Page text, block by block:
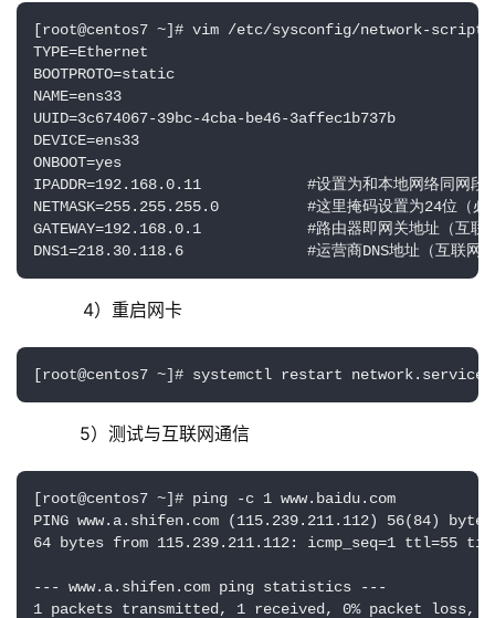
[root@centos7 ~]# vim /etc/sysconfig/network-
TYPE=Ethernet
BOOTPROTO=static
NAME=ens33
UUID=3c674067-39bc-4cba-be46-3affec1b737b
DEVICE=ens33
ONBOOT=yes
IPADDR=192.168.0.11            #设置为和本地网络同网段
NETMASK=255.255.255.0          #这里掩码设置为24位（必
GATEWAY=192.168.0.1            #路由器即网关地址（互联
DNS1=218.30.118.6              #运营商DNS地址（互联网通
	    4）重启网卡
[root@centos7 ~]# systemctl restart network.service
5）测试与互联网通信
[root@centos7 ~]# ping -c 1 www.baidu.com
PING www.a.shifen.com (115.239.211.112) 56(84)
64 bytes from 115.239.211.112: icmp_seq=1 ttl=55
--- www.a.shifen.com ping statistics ---
1 packets transmitted, 1 received, 0% packet loss,